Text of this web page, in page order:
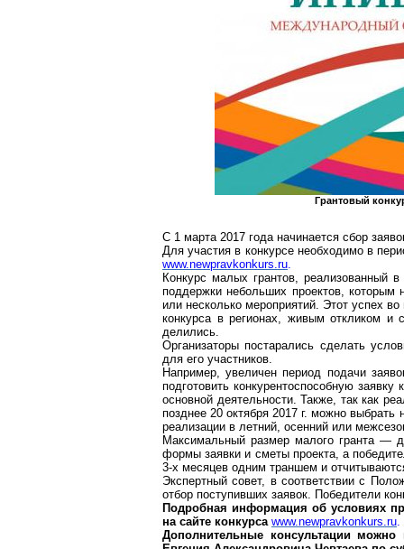
Грантовый
С 1 марта 2017 года начинается сбор
Для участия в конкурсе необходимо в
www.newpravkonkurs.ru.
Конкурс малых грантов, реализованный
поддержки небольших проектов, которым
или несколько мероприятий. Этот успех
конкурса в регионах, живым откликом
делились.
Организаторы постарались сделать
для его участников.
Например, увеличен период подачи
подготовить конкурентоспособную
основной деятельности. Также, так как
позднее 20 октября2017 г. можно выбрать
реализации в летний, осенний или
Максимальный размер малого гранта —
формы заявки и сметы проекта, а
3-х месяцев одним траншем и
Экспертный совет, в соответствии с
отбор поступивших заявок. Победители
Подробная информация об условиях
на сайте конкурса www.newpravkonkurs.ru.
Дополнительные консультации можно